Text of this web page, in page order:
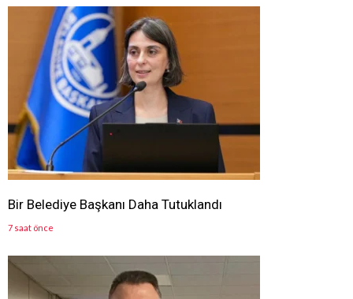
Bir Belediye Başkanı Daha Tutuklandı
7 saat önce